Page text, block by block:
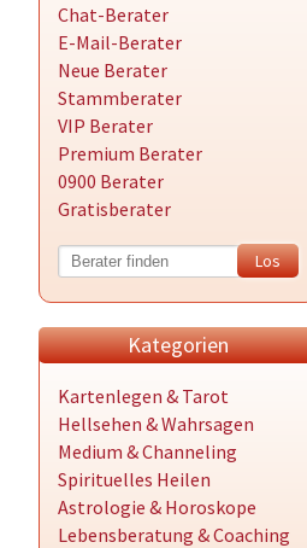
Chat-Berater
E-Mail-Berater
Neue Berater
Stammberater
VIP Berater
Premium Berater
0900 Berater
Gratisberater
Kategorien
Kartenlegen & Tarot
Hellsehen & Wahrsagen
Medium & Channeling
Spirituelles Heilen
Astrologie & Horoskope
Lebensberatung & Coaching